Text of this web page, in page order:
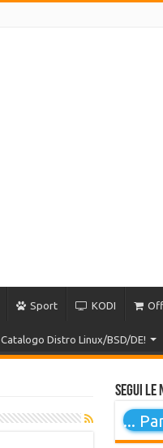
Sport KODI
Catalogo Distro Linux/BSD/DE!
Segui
...